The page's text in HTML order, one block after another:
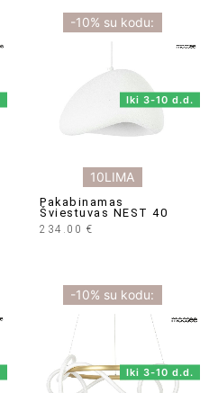
10LIMA
-10% su kodu:
Iki 3-10 d.d.
Pakabinamas
Šviestuvas NEST 40
234.00 €
-10% su kodu:
Iki 3-10 d.d.